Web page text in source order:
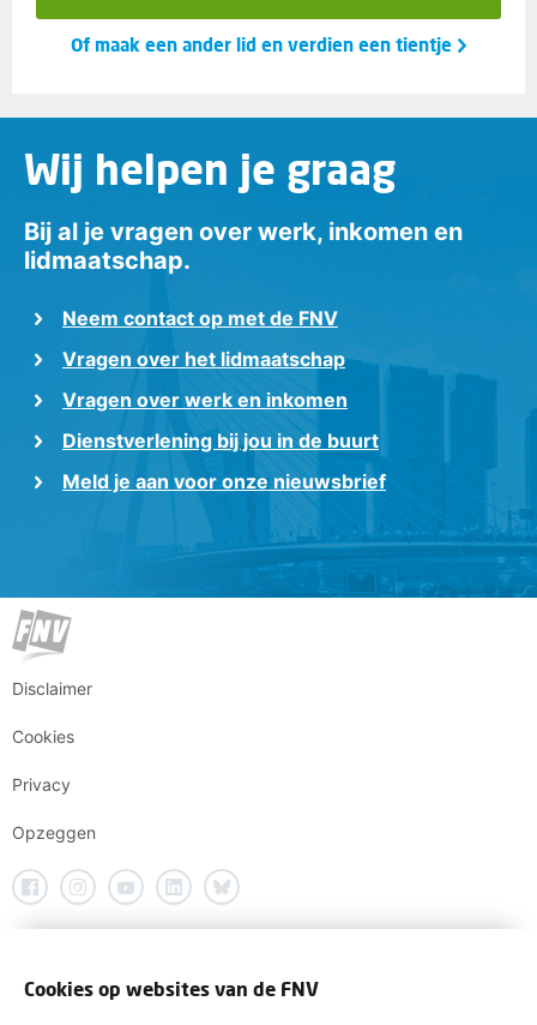
Of maak een ander lid en verdien een tientje
Wij helpen je graag
Bij al je vragen over werk, inkomen en
lidmaatschap.
Neem contact op met de FNV
Vragen over het lidmaatschap
Vragen over werk en inkomen
Dienstverlening bij jou in de buurt
Meld je aan voor onze nieuwsbrief
Disclaimer
Cookies
Privacy
Opzeggen
Cookies op websites van de FNV